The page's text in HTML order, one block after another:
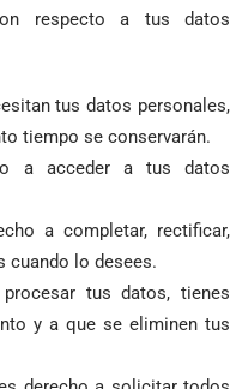
respecto a tus datos
tus datos personales,
tiempo se conservarán.
a acceder a tus datos
a completar, rectificar,
cuando lo desees.
tus datos, tienes
y a que se eliminen tus